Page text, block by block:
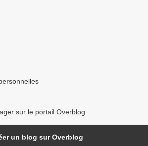
sur le portail Overblog
un blog sur Overblog